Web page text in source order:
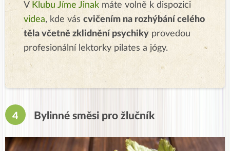
V Klubu Jíme Jinak máte volně k dispozici
videa, kde vás cvičením na rozhýbání celého
těla včetně zklidnění psychiky provedou
profesionální lektorky pilates a jógy.
Bylinné směsi pro žlučník